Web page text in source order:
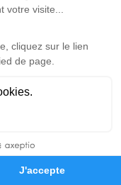
Hommages
rends hommage